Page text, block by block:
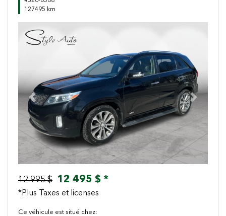
127495 km
Previous Next
12 995 $ 12 495 $ *
*Plus Taxes et licenses
Ce véhicule est situé chez: